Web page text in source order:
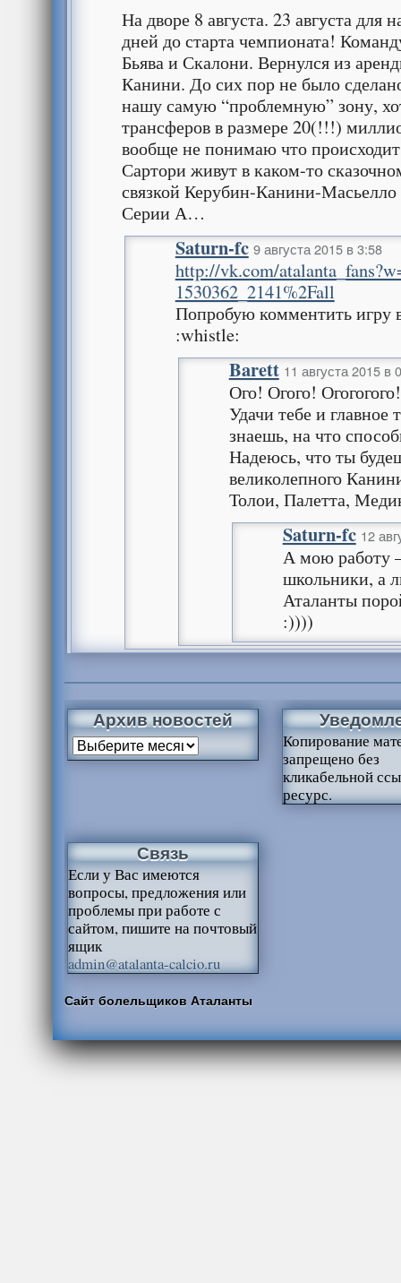
На дворе 8 августа. 23 августа для
дней до старта чемпионата!
Бьява и Скалони. Вернулся из
Канини. До сих пор не было
нашу самую “проблемную” зону,
трансферов в размере 20(!!!)
вообще не понимаю что
Сартори живут в каком-то
связкой Керубин-Канини-
Серии А…
Saturn-fc 9 августа 2015 в 3:58
http://vk.com/
1530362_2141%2Fall
Попробую комментить игру
:whistle:
Barett 11 августа 2015 в
Ого! Огого!
Удачи тебе и главное
знаешь, на что
Надеюсь, что ты
великолепного
Толои, Палетта,
Saturn-fc 12
А мою работу
школьники, а
Аталанты
:))))
Архив новостей
Копирование
запрещено без
кликабельной
ресурс.
Связь
Если у Вас имеются
вопросы, предложения или
проблемы при работе с
сайтом, пишите на почтовый
ящик
admin@atalanta-calcio.ru
Сайт болельщиков Аталанты